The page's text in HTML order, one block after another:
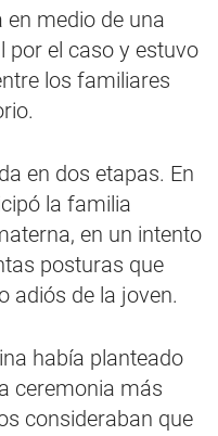
medio de una
por el caso y estuvo
los familiares
en dos etapas. En
la familia
en un intento
posturas que
adiós de la joven.
había planteado
ceremonia más
consideraban que